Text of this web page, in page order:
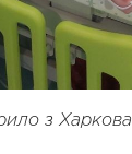
з Харкова